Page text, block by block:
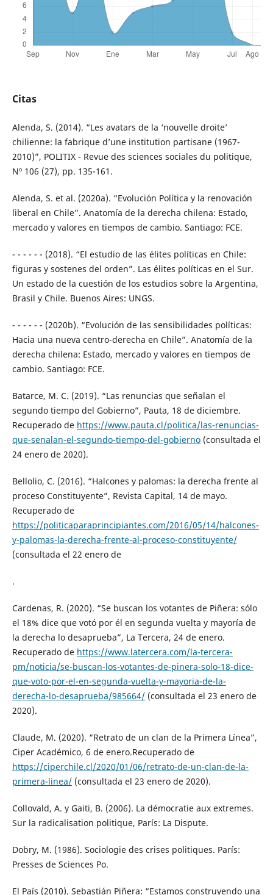
Citas
Alenda, S. (2014). “Les avatars de la ‘nouvelle droite’
chilienne: la fabrique d’une institution partisane (1967-
2010)”, POLITIX - Revue des sciences sociales du politique,
Nº 106 (27), pp. 135-161.
Alenda, S. et al. (2020a). “Evolución Política y la renovación
liberal en Chile”. Anatomía de la derecha chilena: Estado,
mercado y valores en tiempos de cambio. Santiago: FCE.
- - - - - - (2018). “El estudio de las élites políticas en Chile:
figuras y sostenes del orden”. Las élites políticas en el Sur.
Un estado de la cuestión de los estudios sobre la Argentina,
Brasil y Chile. Buenos Aires: UNGS.
- - - - - - (2020b). “Evolución de las sensibilidades políticas:
Hacia una nueva centro-derecha en Chile”. Anatomía de la
derecha chilena: Estado, mercado y valores en tiempos de
cambio. Santiago: FCE.
Batarce, M. C. (2019). “Las renuncias que señalan el
segundo tiempo del Gobierno”, Pauta, 18 de diciembre.
Recuperado de https://www.pauta.cl/politica/las-renuncias-
que-senalan-el-segundo-tiempo-del-gobierno(consultada el
24 enero de 2020).
Bellolio, C. (2016). “Halcones y palomas: la derecha frente al
proceso Constituyente”, Revista Capital, 14 de mayo.
Recuperado de
https://politicaparaprincipiantes.com/2016/05/14/halcones-
y-palomas-la-derecha-frente-al-proceso-constituyente/
(consultada el 22 enero de
.
Cardenas, R. (2020). “Se buscan los votantes de Piñera: sólo
el 18% dice que votó por él en segunda vuelta y mayoría de
la derecha lo desaprueba”, La Tercera, 24 de enero.
Recuperado de https://www.latercera.com/la-tercera-
pm/noticia/se-buscan-los-votantes-de-pinera-solo-18-dice-
que-voto-por-el-en-segunda-vuelta-y-mayoria-de-la-
derecha-lo-desaprueba/985664/(consultada el 23 enero de
2020).
Claude, M. (2020). “Retrato de un clan de la Primera Línea”,
Ciper Académico, 6 de enero.Recuperado de
https://ciperchile.cl/2020/01/06/retrato-de-un-clan-de-la-
primera-linea/(consultada el 23 enero de 2020).
Collovald, A. y Gaiti, B. (2006). La démocratie aux extremes.
Sur la radicalisation politique, París: La Dispute.
Dobry, M. (1986). Sociologie des crises politiques. París:
Presses de Sciences Po.
El País (2010). Sebastián Piñera: “Estamos construyendo una